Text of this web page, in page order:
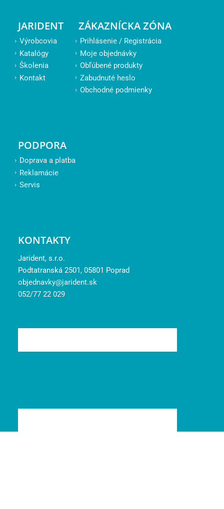
JARIDENT
Výrobcovia
Katalógy
Školenia
Kontakt
ZÁKAZNÍCKA ZÓNA
Prihlásenie / Registrácia
Moje objednávky
Obľúbené produkty
Zabudnuté heslo
Obchodné podmienky
PODPORA
Doprava a platba
Reklamácie
Servis
KONTAKTY
Jarident, s.r.o.
Podtatranská 2501, 05801 Poprad
objednavky@jarident.sk
052/77 22 029